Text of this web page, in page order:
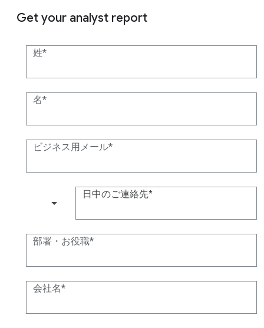
Get your analyst report
姓
名
ビジネス用メール
日中のご連絡先
部署・お役職
会社名